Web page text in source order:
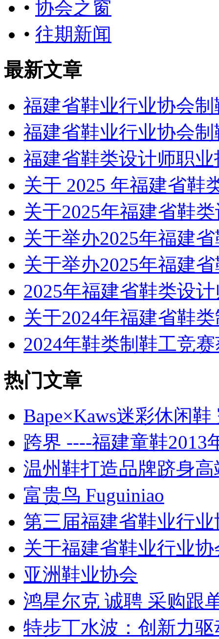
• 协会之窗
• 往期新闻
最新文章
福建省鞋业行业协会
福建省鞋业行业协会
福建省鞋类设计师职
关于 2025 年福建省鞋
关于2025年福建省鞋
关于举办2025年福建
关于举办2025年福建
2025年福建省鞋类设
关于2024年福建省鞋
2024年鞋类制鞋工竞
热门文章
Bape×Kaws迷彩休闲
跨界 ----福建童鞋2013
温州鞋打造品牌跻身
富贵鸟 Fuguiniao
第三届福建省鞋业行
关于福建省鞋业行业
亚洲鞋业协会
鸿星尔克 诚聘 采购跟
特步丁水波：创新力驱